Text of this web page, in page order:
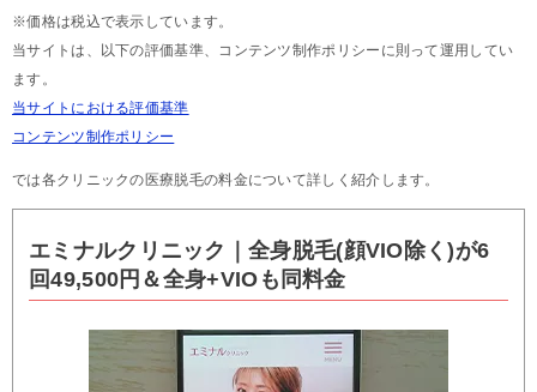
※価格は税込で表示しています。
当サイトは、以下の評価基準、コンテンツ制作ポリシーに則って運用してい
ます。
当サイトにおける評価基準
コンテンツ制作ポリシー
では各クリニックの医療脱毛の料金について詳しく紹介します。
エミナルクリニック｜全身脱毛(顔VIO除く)が6
回49,500円＆全身+VIOも同料金